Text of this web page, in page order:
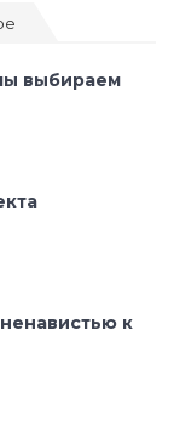
выбираем
к